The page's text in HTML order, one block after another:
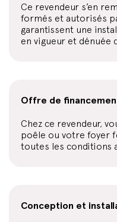
Ce revendeur s’en
formés et autorisés
garantissent une
en vigueur et dénuée
Offre de
Chez ce revendeur,
poêle ou votre foyer
toutes les conditions
Conception et